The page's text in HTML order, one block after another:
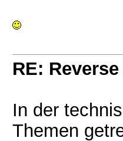
RE:
In der
Themen